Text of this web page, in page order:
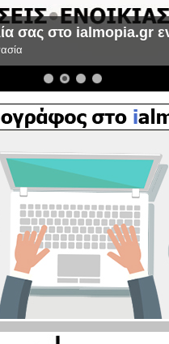
σας στο ialmopia.gr